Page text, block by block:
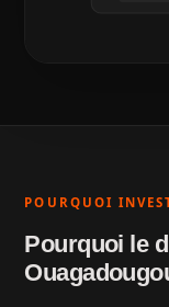
POURQUOI
Pourquoi le